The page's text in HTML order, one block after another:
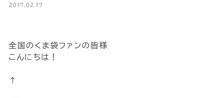
2017.02.17
全国のくま袋ファンの皆様
こんにちは！
↑